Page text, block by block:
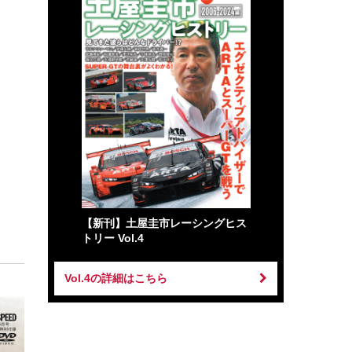
【新刊】土屋圭市レーシングヒス
トリー Vol.4
Vol.4の詳細はこちら